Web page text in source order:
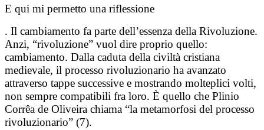
E qui mi permetto una riflessione
. Il cambiamento fa parte dell’essenza della Rivoluzione.
Anzi, “rivoluzione” vuol dire proprio quello:
cambiamento. Dalla caduta della civiltà cristiana
medievale, il processo rivoluzionario ha avanzato
attraverso tappe successive e mostrando molteplici volti,
non sempre compatibili fra loro. È quello che Plinio
Corrêa de Oliveira chiama “la metamorfosi del processo
rivoluzionario” (7).